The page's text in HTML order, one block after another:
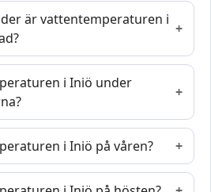
är vattentemperaturen i
i Iniö under
i Iniö på våren?